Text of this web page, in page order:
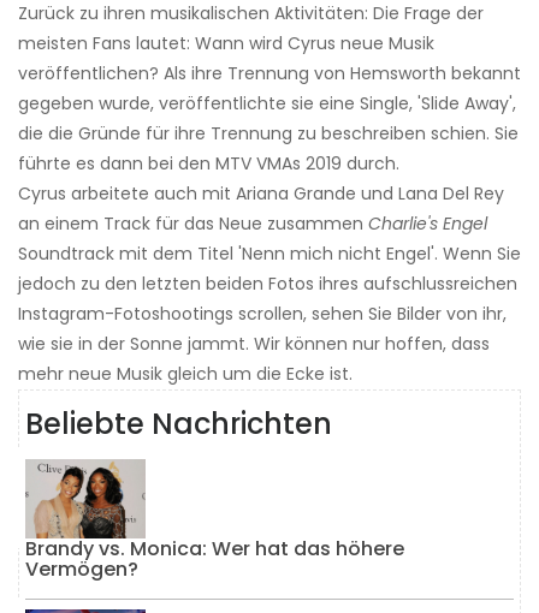
Zurück zu ihren musikalischen Aktivitäten: Die Frage der
meisten Fans lautet: Wann wird Cyrus neue Musik
veröffentlichen? Als ihre Trennung von Hemsworth bekannt
gegeben wurde, veröffentlichte sie eine Single, 'Slide Away',
die die Gründe für ihre Trennung zu beschreiben schien. Sie
führte es dann bei den MTV VMAs 2019 durch.
Cyrus arbeitete auch mit Ariana Grande und Lana Del Rey
an einem Track für das Neue zusammen Charlie's Engel
Soundtrack mit dem Titel 'Nenn mich nicht Engel'. Wenn Sie
jedoch zu den letzten beiden Fotos ihres aufschlussreichen
Instagram-Fotoshootings scrollen, sehen Sie Bilder von ihr,
wie sie in der Sonne jammt. Wir können nur hoffen, dass
mehr neue Musik gleich um die Ecke ist.
Beliebte Nachrichten
Brandy vs. Monica: Wer hat das höhere
Vermögen?